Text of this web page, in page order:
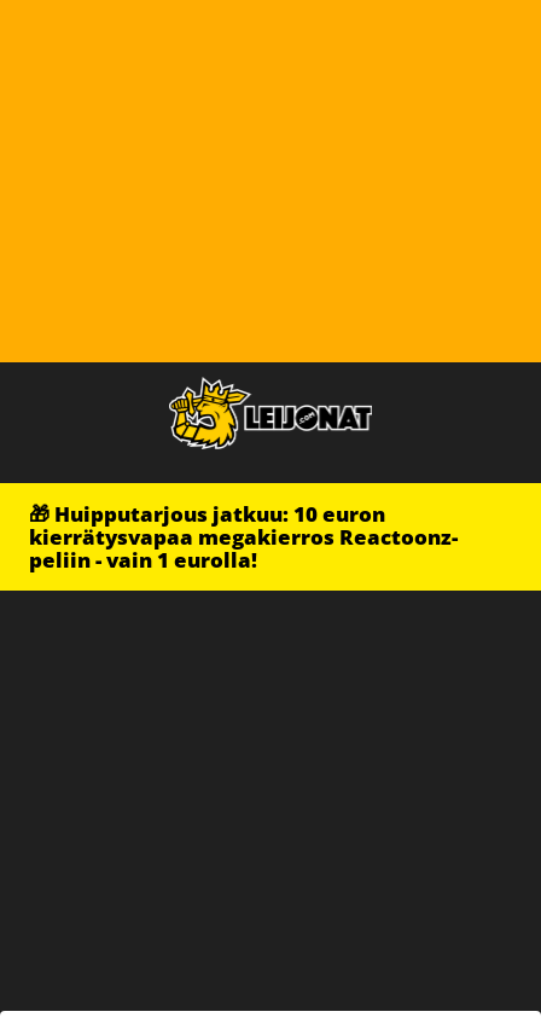
🎁 Huipputarjous jatkuu: 10 euron
kierrätysvapaa megakierros Reactoonz-
peliin - vain 1 eurolla!